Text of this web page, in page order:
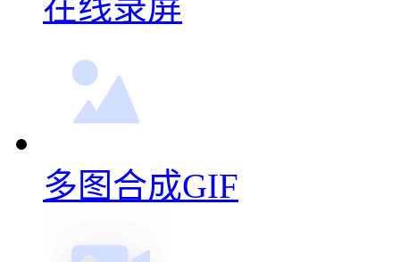
动图
通过几步技巧，可以很
更多动图制作功能